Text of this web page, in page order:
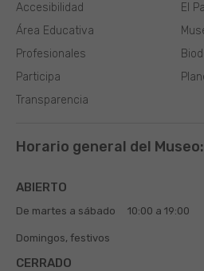
El
Área Educativa
Profesionales
Participa
Transparencia
Accesibilidad
Horario general del Museo:
ABIERTO
De martes a sábado 10:00 a 19:00
Domingos, festivos
CERRADO